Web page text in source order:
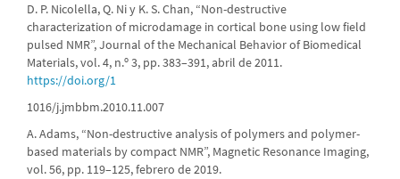
D. P. Nicolella, Q. Ni y K. S. Chan, “Non-destructive
characterization of microdamage in cortical bone using low field
pulsed NMR”, Journal of the Mechanical Behavior of Biomedical
Materials, vol. 4, n.º 3, pp. 383–391, abril de 2011.
https://doi.org/1
1016/j.jmbbm.2010.11.007
A. Adams, “Non-destructive analysis of polymers and polymer-
based materials by compact NMR”, Magnetic Resonance Imaging,
vol. 56, pp. 119–125, febrero de 2019.